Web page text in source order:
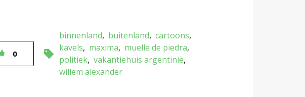
0
binnenland buitenland cartoons
kavels
maxima
muelle de piedra
politiek vakantiehuis argentinië
willem alexander